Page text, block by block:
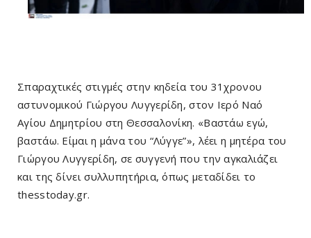
Σπαραχτικές στιγμές στην κηδεία του 31χρονου
αστυνομικού Γιώργου Λυγγερίδη, στον Ιερό Ναό
Αγίου Δημητρίου στη Θεσσαλονίκη. «Βαστάω εγώ,
βαστάω. Είμαι η μάνα του “Λύγγε”», λέει η μητέρα του
Γιώργου Λυγγερίδη, σε συγγενή που την αγκαλιάζει
και της δίνει συλλυπητήρια, όπως μεταδίδει το
thesstoday.gr.